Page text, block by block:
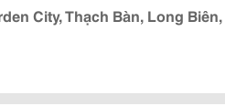
City, Thạch Bàn, Long